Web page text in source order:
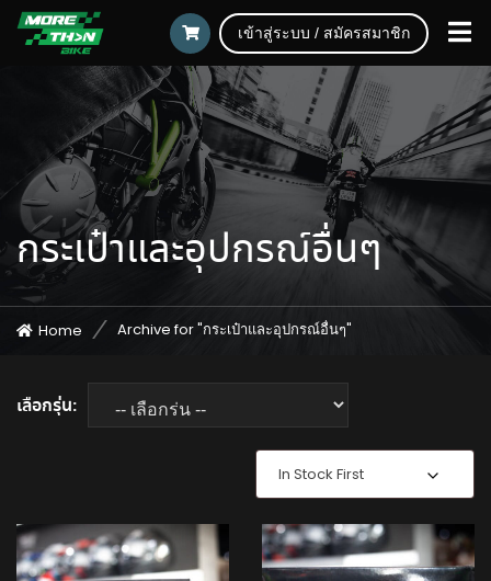
เข้าสู่ระบบ / สมัครสมาชิก
กระเป๋าและอุปกรณ์อื่นๆ
Home Archive for "กระเป๋าและอุปกรณ์อื่นๆ"
เลือกรุ่น:
In Stock First